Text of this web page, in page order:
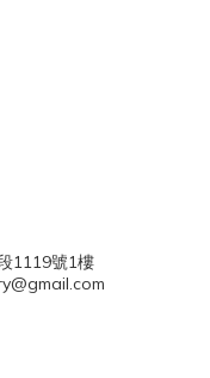
1119號1樓